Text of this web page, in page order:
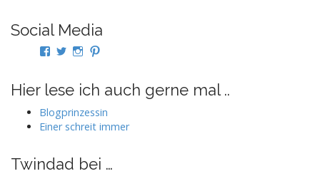
Social Media
Profil
auf
Facebook
anzeigen
Profil
auf
Twitter
anzeigen
Profil
auf
Instagram
anzeigen
Profil
auf
Pinterest
anzeigen
Hier lese ich auch gerne mal ..
Blogprinzessin
Einer schreit immer
Twindad bei …